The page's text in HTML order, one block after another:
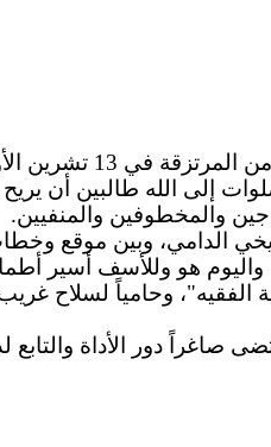
إلى الله طالبين أن
والمخطوفين والمنفيين.
الجنرال ميشال عون وخطابه ومواقفه في 13 تشرين 1990، ذلك
واليوم هو وللأسف أسير
الفقيه"، وحامياً لسلاح
صاغراً دور الأداة